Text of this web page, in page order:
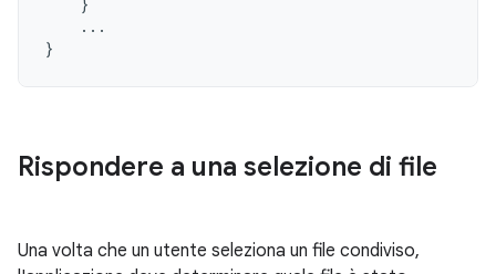
...
}
Rispondere a una selezione di file
Una volta che un utente seleziona un file condiviso,